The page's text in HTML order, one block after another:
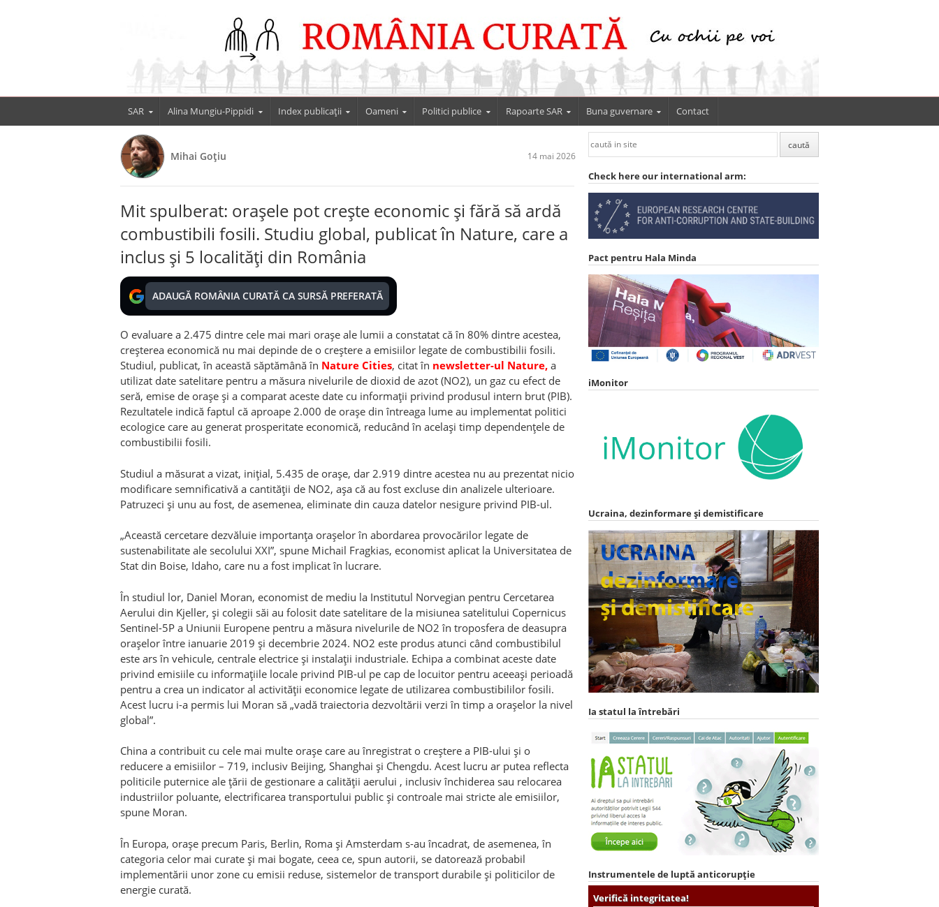
SAR Alina Mungiu-Pippidi Index publicații Oameni Politici publice Rapoarte SAR Buna guvernare Contact
Mihai Goțiu 14 mai 2026
Mit spulberat: orașele pot crește economic și fără să ardă
combustibili fosili. Studiu global, publicat în Nature, care a
inclus și 5 localități din România
ADAUGĂ ROMÂNIA CURATĂ CA SURSĂ PREFERATĂ
O evaluare a 2.475 dintre cele mai mari orașe ale lumii a constatat că în 80% dintre acestea,
creșterea economică nu mai depinde de o creștere a emisiilor legate de combustibilii fosili.
Studiul, publicat, în această săptămână în Nature Cities, citat în newsletter-ul Nature, a
utilizat date satelitare pentru a măsura nivelurile de dioxid de azot (NO2), un gaz cu efect de
seră, emise de orașe și a comparat aceste date cu informații privind produsul intern brut (PIB).
Rezultatele indică faptul că aproape 2.000 de orașe din întreaga lume au implementat politici
ecologice care au generat prosperitate economică, reducând în același timp dependențele de
combustibilii fosili.
Studiul a măsurat a vizat, inițial, 5.435 de orașe, dar 2.919 dintre acestea nu au prezentat nicio
modificare semnificativă a cantității de NO2, așa că au fost excluse din analizele ulterioare.
Patruzeci și unu au fost, de asemenea, eliminate din cauza datelor nesigure privind PIB-ul.
„Această cercetare dezvăluie importanța orașelor în abordarea provocărilor legate de
sustenabilitate ale secolului XXI”, spune Michail Fragkias, economist aplicat la Universitatea de
Stat din Boise, Idaho, care nu a fost implicat în lucrare.
În studiul lor, Daniel Moran, economist de mediu la Institutul Norvegian pentru Cercetarea
Aerului din Kjeller, și colegii săi au folosit date satelitare de la misiunea satelitului Copernicus
Sentinel-5P a Uniunii Europene pentru a măsura nivelurile de NO2 în troposfera de deasupra
orașelor între ianuarie 2019 și decembrie 2024. NO2 este produs atunci când combustibilul
este ars în vehicule, centrale electrice și instalații industriale. Echipa a combinat aceste date
privind emisiile cu informațiile locale privind PIB-ul pe cap de locuitor pentru aceeași perioadă
pentru a crea un indicator al activității economice legate de utilizarea combustibililor fosili.
Acest lucru i-a permis lui Moran să „vadă traiectoria dezvoltării verzi în timp a orașelor la nivel
global”.
China a contribuit cu cele mai multe orașe care au înregistrat o creștere a PIB-ului și o
reducere a emisiilor – 719, inclusiv Beijing, Shanghai și Chengdu. Acest lucru ar putea reflecta
politicile puternice ale țării de gestionare a calității aerului , inclusiv închiderea sau relocarea
industriilor poluante, electrificarea transportului public și controale mai stricte ale emisiilor,
spune Moran.
În Europa, orașe precum Paris, Berlin, Roma și Amsterdam s-au încadrat, de asemenea, în
categoria celor mai curate și mai bogate, ceea ce, spun autorii, se datorează probabil
implementării unor zone cu emisii reduse, sistemelor de transport durabile și politicilor de
energie curată.
Check here our international arm:
Pact pentru Hala Minda
iMonitor
Ucraina, dezinformare și demistificare
Ia statul la întrebări
Instrumentele de luptă anticorupție
Verifică integritatea!